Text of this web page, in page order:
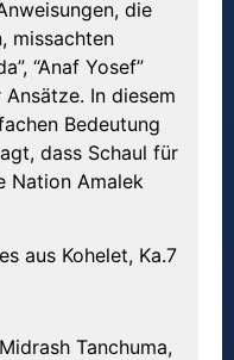
die
missachten
“Anaf Yosef”
Ansätze. In diesem
Bedeutung
dass Schaul für
Nation Amalek
aus Kohelet, Ka.7
Tanchuma,